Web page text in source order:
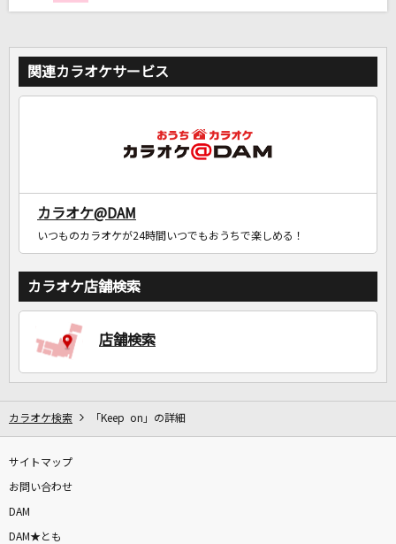
関連カラオケサービス
カラオケ@DAM
いつものカラオケが24時間いつでもおうちで楽しめる！
カラオケ店舗検索
店舗検索
カラオケ検索 「Keep on」の詳細
サイトマップ
お問い合わせ
DAM
DAM★とも